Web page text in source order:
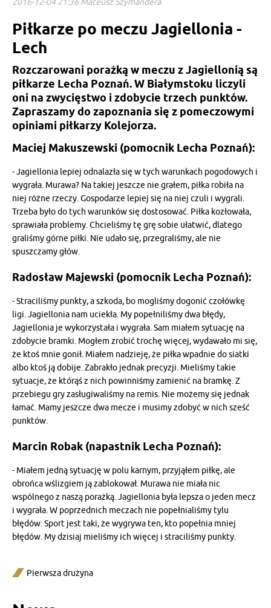
Piłkarze po meczu Jagiellonia -
Lech
Rozczarowani porażką w meczu z Jagiellonią są
piłkarze Lecha Poznań. W Białymstoku liczyli
oni na zwycięstwo i zdobycie trzech punktów.
Zapraszamy do zapoznania się z pomeczowymi
opiniami piłkarzy Kolejorza.
Maciej Makuszewski (pomocnik Lecha Poznań):
- Jagiellonia lepiej odnalazła się w tych warunkach pogodowych i
wygrała. Murawa? Na takiej jeszcze nie grałem, piłka robiła na
niej różne rzeczy. Gospodarze lepiej się na niej czuli i wygrali.
Trzeba było do tych warunków się dostosować. Piłka kozłowała,
sprawiała problemy. Chcieliśmy tę grę sobie ułatwić, dlatego
graliśmy górne piłki. Nie udało się, przegraliśmy, ale nie
spuszczamy głów.
Radosław Majewski (pomocnik Lecha Poznań):
- Straciliśmy punkty, a szkoda, bo mogliśmy dogonić czołówkę
ligi. Jagiellonia nam uciekła. My popełniliśmy dwa błędy,
Jagiellonia je wykorzystała i wygrała. Sam miałem sytuację na
zdobycie bramki. Mogłem zrobić trochę więcej, wydawało mi się,
że ktoś mnie gonił. Miałem nadzieję, że piłka wpadnie do siatki
albo ktoś ją dobije. Zabrakło jednak precyzji. Mieliśmy takie
sytuacje, że którąś z nich powinniśmy zamienić na bramkę. Z
przebiegu gry zasługiwaliśmy na remis. Nie możemy się jednak
łamać. Mamy jeszcze dwa mecze i musimy zdobyć w nich sześć
punktów.
Marcin Robak (napastnik Lecha Poznań):
- Miałem jedną sytuację w polu karnym, przyjąłem piłkę, ale
obrońca wślizgiem ją zablokował. Murawa nie miała nic
wspólnego z naszą porażką. Jagiellonia była lepsza o jeden mecz
i wygrała. W poprzednich meczach nie popełnialiśmy tylu
błędów. Sport jest taki, że wygrywa ten, kto popełnia mniej
błędów. My dzisiaj mieliśmy ich więcej i straciliśmy punkty.
Pierwsza drużyna